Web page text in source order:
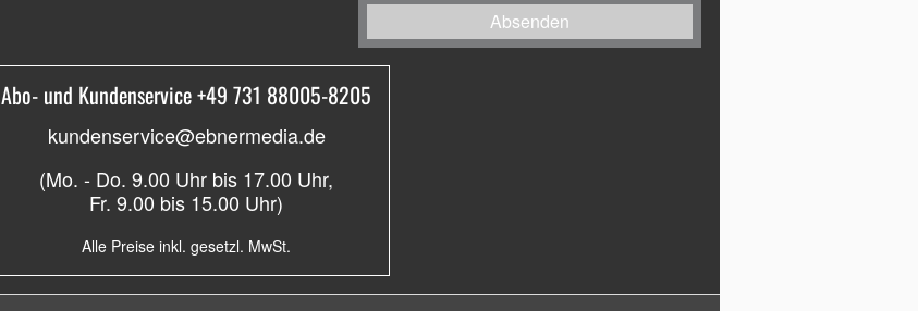
Absenden
Abo- und Kundenservice +49 731 88005-8205
kundenservice@ebnermedia.de
(Mo. - Do. 9.00 Uhr bis 17.00 Uhr,
Fr. 9.00 bis 15.00 Uhr)
Alle Preise inkl. gesetzl. MwSt.